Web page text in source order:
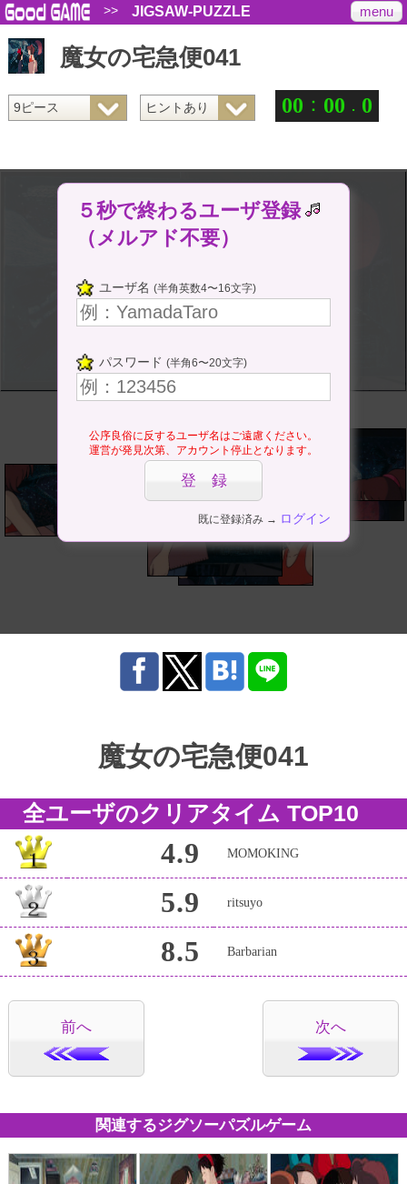
>> JIGSAW-PUZZLE menu
魔女の宅急便041
00 ： 00 . 0
５秒で終わるユーザ登録
（メルアド不要）
ユーザ名 (半角英数4〜16文字)
パスワード (半角6〜20文字)
公序良俗に反するユーザ名はご遠慮ください。
運営が発見次第、アカウント停止となります。
既に登録済み → ログイン
魔女の宅急便041
全ユーザのクリアタイム TOP10
4.9 MOMOKING
5.9 ritsuyo
8.5 Barbarian
前へ 次へ
関連するジグソーパズルゲーム